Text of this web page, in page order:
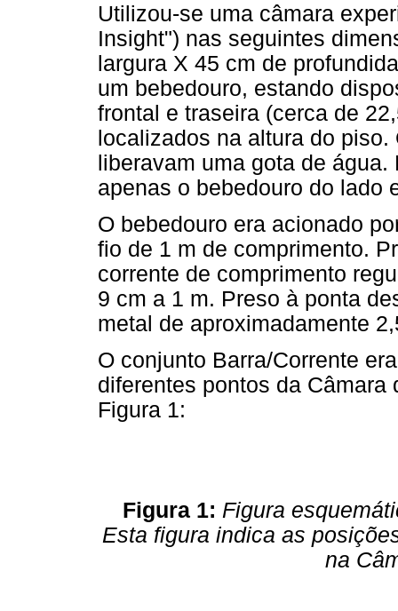
Utilizou-se uma câmara
Insight") nas seguintes
largura X 45 cm de
um bebedouro, estando
frontal e traseira (cerca de
localizados na altura do
liberavam uma gota de
apenas o bebedouro do lado
O bebedouro era acionado
fio de 1 m de comprimento.
corrente de comprimento
9 cm a 1 m. Preso à ponta
metal de aproximadamente
O conjunto Barra/Corrente
diferentes pontos da
Figura 1:
Figura 1: Figura
Esta figura indica as
na